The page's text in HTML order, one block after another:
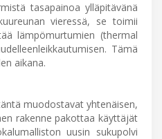
tasapainoa ylläpitävänä
vieressä, se toimii
lämpömurtumien (thermal
Tämä
aikana.
muodostavat yhtenäisen,
rakenne pakottaa käyttäjät
uusin sukupolvi